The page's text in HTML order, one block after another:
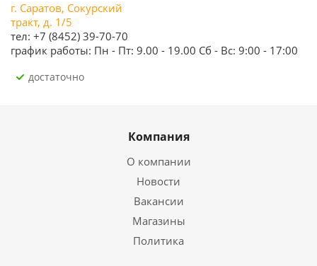
г. Саратов, Сокурский
тракт, д. 1/5
тел: +7 (8452) 39-70-70
график работы: Пн - Пт: 9.00 - 19.00 Сб - Вс: 9:00 - 17:00
Достаточно
Компания
О компании
Новости
Вакансии
Магазины
Политика